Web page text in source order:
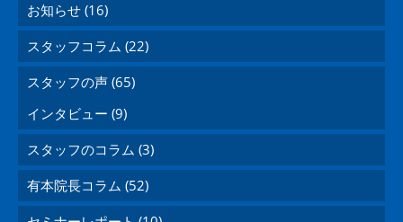
お知らせ (16)
スタッフコラム (22)
スタッフの声 (65)
インタビュー (9)
スタッフのコラム (3)
有本院長コラム (52)